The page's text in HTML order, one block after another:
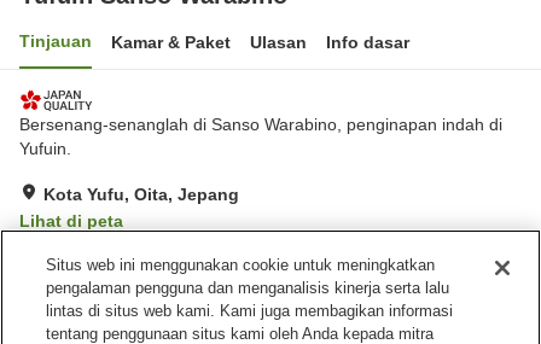
Tinjauan Kamar & Paket Ulasan Info dasar
Bersenang-senanglah di Sanso Warabino, penginapan indah di
Yufuin.
Kota Yufu, Oita, Jepang
Lihat di peta
Luar biasa Ulasan:
Fasilitas properti
Situs web ini menggunakan cookie untuk meningkatkan
pengalaman pengguna dan menganalisis kinerja serta lalu
lintas di situs web kami. Kami juga membagikan informasi
tentang penggunaan situs kami oleh Anda kepada mitra